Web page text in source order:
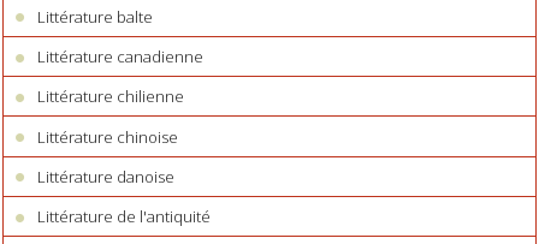
Littérature balte
Littérature canadienne
Littérature chilienne
Littérature chinoise
Littérature danoise
Littérature de l'antiquité